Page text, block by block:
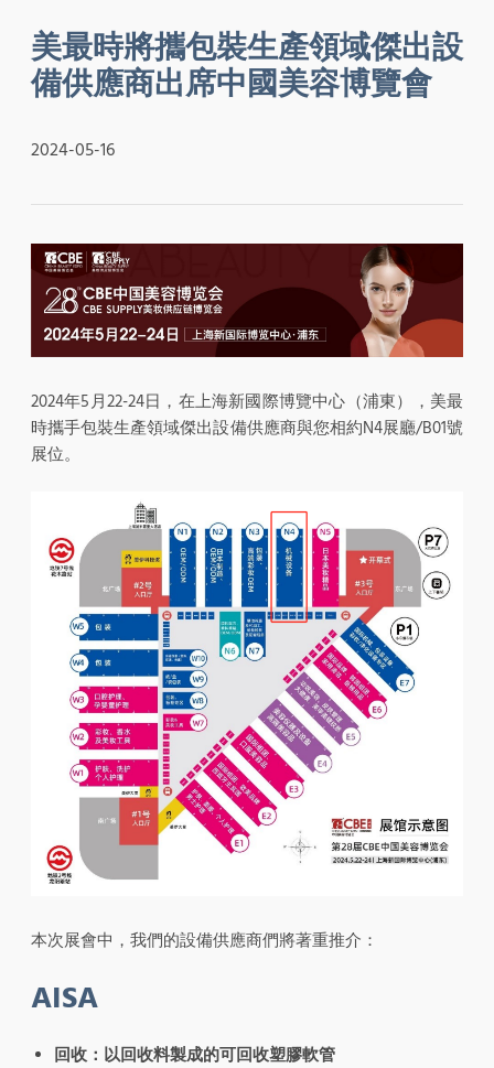
美最時將攜包裝生產領域傑出設
備供應商出席中國美容博覽會
2024-05-16
2024年5月22-24日，在上海新國際博覽中心（浦東），美最
時攜手包裝生產領域傑出設備供應商與您相約N4展廳/B01號
展位。
本次展會中，我們的設備供應商們將著重推介：
AISA
回收：以回收料製成的可回收塑膠軟管